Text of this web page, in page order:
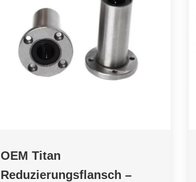
OEM Titan
Reduzierungsflansch –